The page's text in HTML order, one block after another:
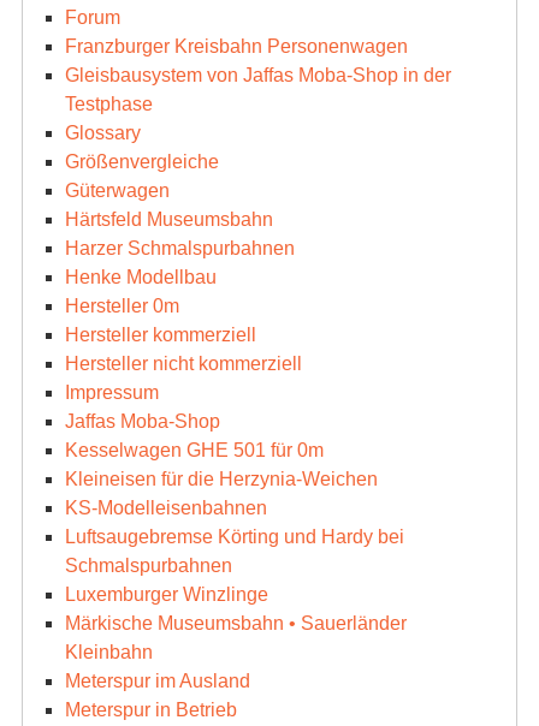
Forum
Franzburger Kreisbahn Personenwagen
Gleisbausystem von Jaffas Moba-Shop in der
Testphase
Glossary
Größenvergleiche
Güterwagen
Härtsfeld Museumsbahn
Harzer Schmalspurbahnen
Henke Modellbau
Hersteller 0m
Hersteller kommerziell
Hersteller nicht kommerziell
Impressum
Jaffas Moba-Shop
Kesselwagen GHE 501 für 0m
Kleineisen für die Herzynia-Weichen
KS-Modelleisenbahnen
Luftsaugebremse Körting und Hardy bei
Schmalspurbahnen
Luxemburger Winzlinge
Märkische Museumsbahn • Sauerländer
Kleinbahn
Meterspur im Ausland
Meterspur in Betrieb